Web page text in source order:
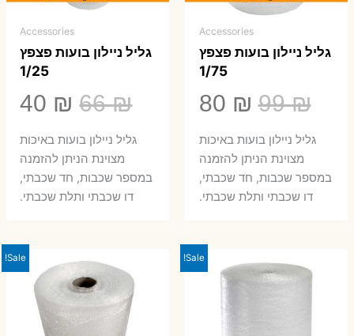
Accessories
גליל ניילון בועות פצפץ
1/75
99₪
המחיר
המקורי
היה:
99 ₪.
80 ₪
הנוכחיגליל ניילון בועות באיכות
מצוינת הניתן להזמנה
במספר שכבות, חד שכבתי,
דו שכבתי ותלת שכבתי.
Accessories
גליל ניילון בועות פצפץ
1/25
66₪
המחיר
המקורי
היה:
66 ₪.
40 ₪
₪.
גליל ניילון בועות באיכות
מצוינת הניתן להזמנה
במספר שכבות, חד שכבתי,
דו שכבתי ותלת שכבתי.
Sale!
Sale!